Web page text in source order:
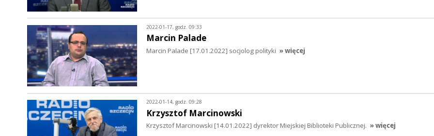
2022-01-17, godz. 09:33
Marcin Palade
Marcin Palade [17.01.2022] socjolog polityki » więcej
2022-01-14, godz. 09:28
Krzysztof Marcinowski
Krzysztof Marcinowski [14.01.2022] dyrektor Miejskiej Biblioteki Publicznej. » więcej